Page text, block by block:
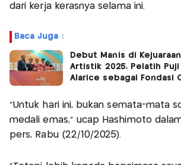
dari kerja kerasnya selama ini.
Baca Juga :
Debut Manis di
Artistik 2025, Pelatih Puji
Alarice sebagai Fondasi
“Untuk hari ini, bukan semata-mata
medali emas,” ucap Hashimoto
pers, Rabu (22/10/2025).